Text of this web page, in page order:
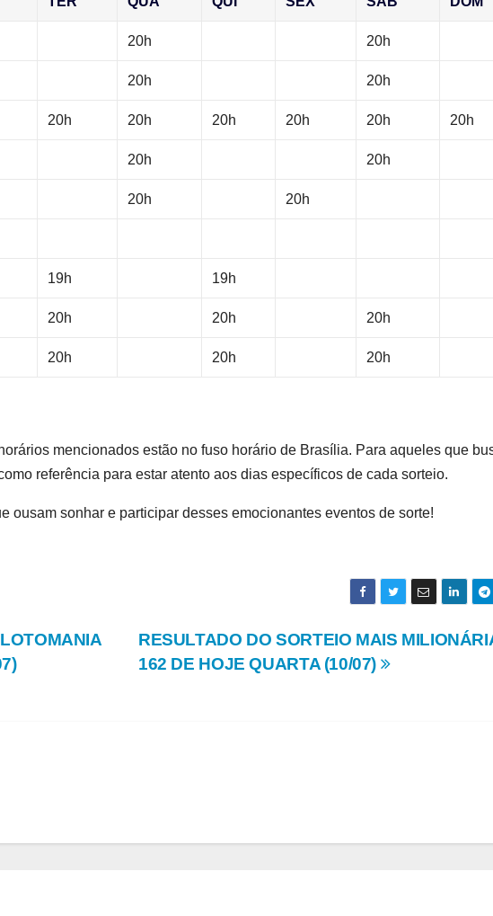
20h 20h
20h 20h
20h 20h 20h 20h 20h 20h
20h 20h
20h 20h
19h 19h
20h 20h 20h
20h 20h 20h
mencionados estão no fuso horário de Brasília. Para aqueles que
referência para estar atento aos dias específicos de cada sorteio.
ousam sonhar e participar desses emocionantes eventos de sorte!
RESULTADO DO SORTEIO MAIS
162 DE HOJE QUARTA (10/07)